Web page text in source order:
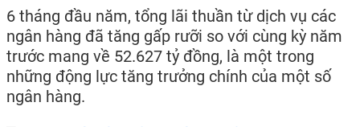
6 tháng đầu năm, tổng lãi thuần từ dịch vụ các
ngân hàng đã tăng gấp rưỡi so với cùng kỳ năm
trước mang về 52.627 tỷ đồng, là một trong
những động lực tăng trưởng chính của một số
ngân hàng.